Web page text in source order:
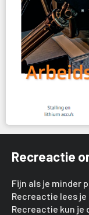
Recreactie
Fijn als je minder
Recreactie lees je
Recreactie kun je